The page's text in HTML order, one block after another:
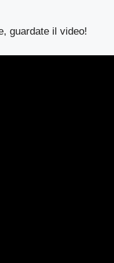
guardate il video!